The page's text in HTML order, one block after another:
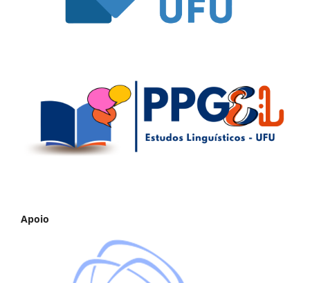
Apoio